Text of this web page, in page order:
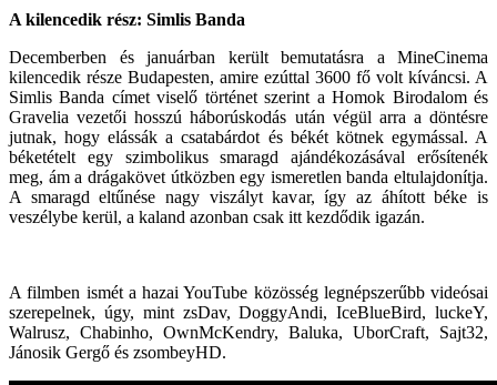
A kilencedik rész: Simlis Banda
Decemberben és januárban került bemutatásra a MineCinema
kilencedik része Budapesten, amire ezúttal 3600 fő volt kíváncsi. A
Simlis Banda címet viselő történet szerint a Homok Birodalom és
Gravelia vezetői hosszú háborúskodás után végül arra a döntésre
jutnak, hogy elássák a csatabárdot és békét kötnek egymással. A
béketételt egy szimbolikus smaragd ajándékozásával erősítenék
meg, ám a drágakövet útközben egy ismeretlen banda eltulajdonítja.
A smaragd eltűnése nagy viszályt kavar, így az áhított béke is
veszélybe kerül, a kaland azonban csak itt kezdődik igazán.
A filmben ismét a hazai YouTube közösség legnépszerűbb videósai
szerepelnek, úgy, mint zsDav, DoggyAndi, IceBlueBird, luckeY,
Walrusz, Chabinho, OwnMcKendry, Baluka, UborCraft, Sajt32,
Jánosik Gergő és zsombeyHD.